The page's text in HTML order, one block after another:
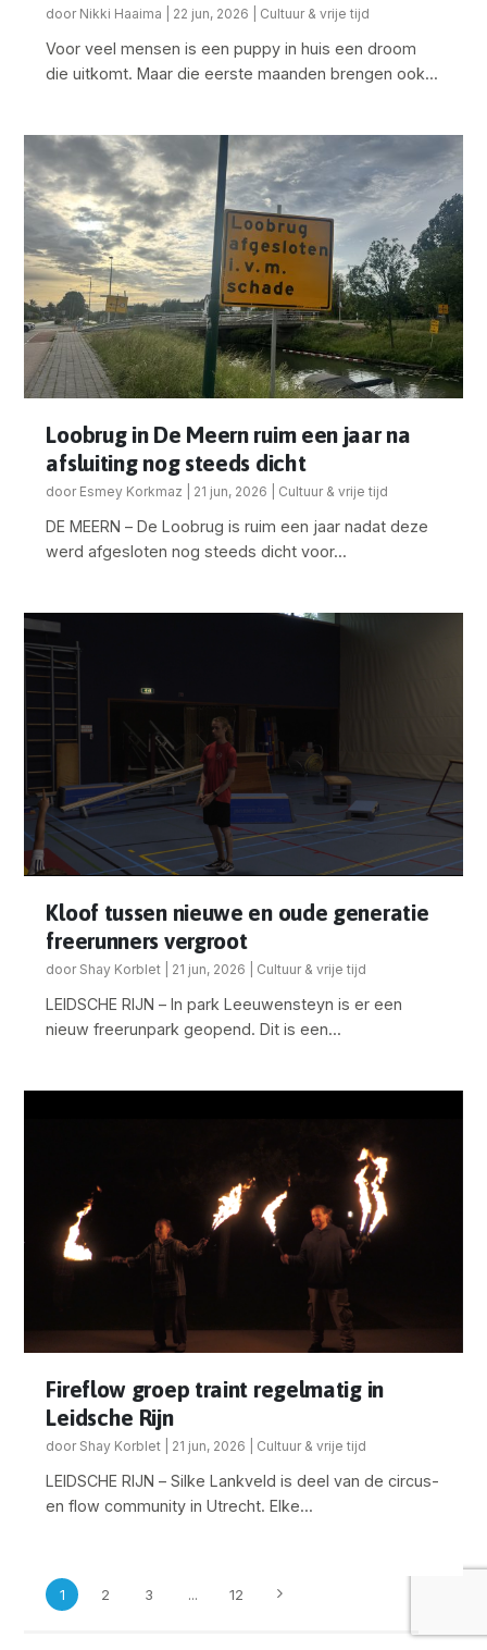
door Nikki Haaima 22 jun, 2026 Cultuur & vrije tijd
Voor veel mensen is een puppy in huis een droom
die uitkomt. Maar die eerste maanden brengen ook...
Loobrug in De Meern ruim een jaar na
afsluiting nog steeds dicht
door Esmey Korkmaz 21 jun, 2026 Cultuur & vrije tijd
DE MEERN – De Loobrug is ruim een jaar nadat deze
werd afgesloten nog steeds dicht voor...
Kloof tussen nieuwe en oude generatie
freerunners vergroot
door Shay Korblet 21 jun, 2026 Cultuur & vrije tijd
LEIDSCHE RIJN – In park Leeuwensteyn is er een
nieuw freerunpark geopend. Dit is een...
Fireflow groep traint regelmatig in
Leidsche Rijn
door Shay Korblet 21 jun, 2026 Cultuur & vrije tijd
LEIDSCHE RIJN – Silke Lankveld is deel van de circus-
en flow community in Utrecht. Elke...
1 2 3 ... 12